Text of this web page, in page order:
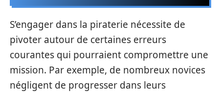
S’engager dans la piraterie nécessite de
pivoter autour de certaines erreurs
courantes qui pourraient compromettre une
mission. Par exemple, de nombreux novices
négligent de progresser dans leurs